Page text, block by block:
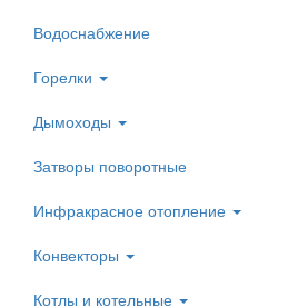
Водоснабжение
Горелки
Дымоходы
Затворы поворотные
Инфракрасное отопление
Конвекторы
Котлы и котельные